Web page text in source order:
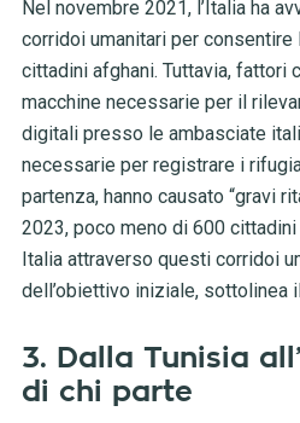
Nel novembre 2021, l’Italia ha
corridoi umanitari per consentire
cittadini afghani. Tuttavia, fattori
macchine necessarie per il
digitali presso le ambasciate
necessarie per registrare i
partenza, hanno causato “gravi
2023, poco meno di 600
Italia attraverso questi corridoi
dell’obiettivo iniziale, sottolinea
3. Dalla Tunisia
di chi parte